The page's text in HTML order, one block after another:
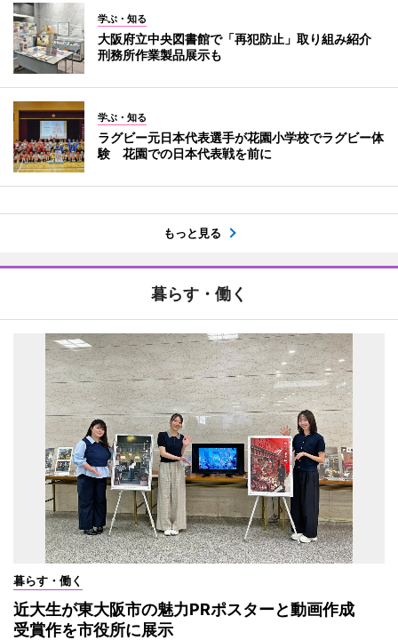
学ぶ・知る
大阪府立中央図書館で「再犯防止」取り組み紹介
刑務所作業製品展示も
学ぶ・知る
ラグビー元日本代表選手が花園小学校でラグビー体
験 花園での日本代表戦を前に
もっと見る
暮らす・働く
暮らす・働く
近大生が東大阪市の魅力PRポスターと動画作成
受賞作を市役所に展示